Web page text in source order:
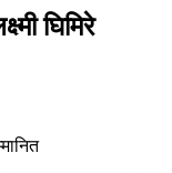
घिमिरे